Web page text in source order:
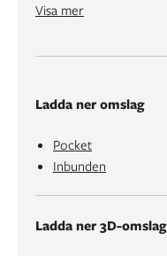
Visa mer
Ladda ner omslag
Pocket
Inbunden
Ladda ner 3D-omslag